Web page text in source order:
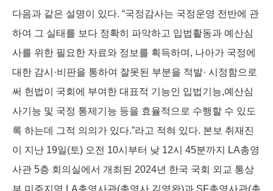
다음과 같은 설명이 있다. “국정감사는 국정운영 전반에 관
하여 그 실태를 보다 정확히 파악하고 입법활동과 예산심
사를 위한 필요한 자료와 정보를 획득하며, 나아가 국정에
대한 감시·비판을 통하여 잘못된 부분을 적발· 시정함으로
써 헌법이 국회에 부여한 대표적 기능인 입법기능,예산심
사기능 및 국정 통제기능 등을 효율적으로 수행할 수 있도
록 하는데 그적 의의가 있다.”라고 적혀 있다. 본보 취재진
이 지난 19일(토) 오전 10시부터 낮 12시 45분까지 LA총영
사관 5층 회의실에서 개최된 2024년 한국 국회 외교 통상
부 미주지역 LA총영사관(총영사 김영완)과 SF총영사관(총